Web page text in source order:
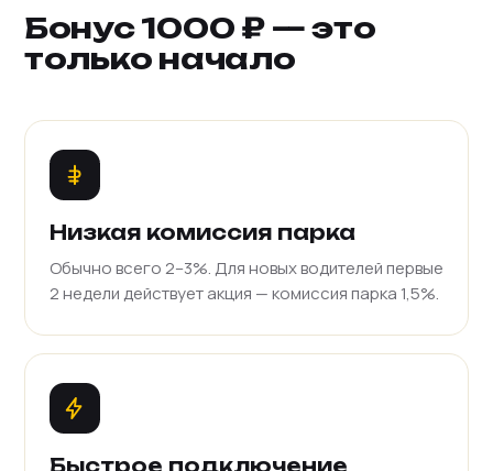
Бонус 1000 ₽ — это
только начало
Низкая комиссия парка
Обычно всего 2–3%. Для новых водителей первые
2 недели действует акция — комиссия парка 1,5%.
Быстрое подключение